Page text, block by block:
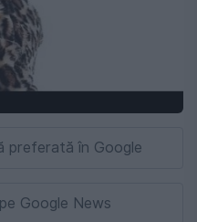
preferată în Google
Google News